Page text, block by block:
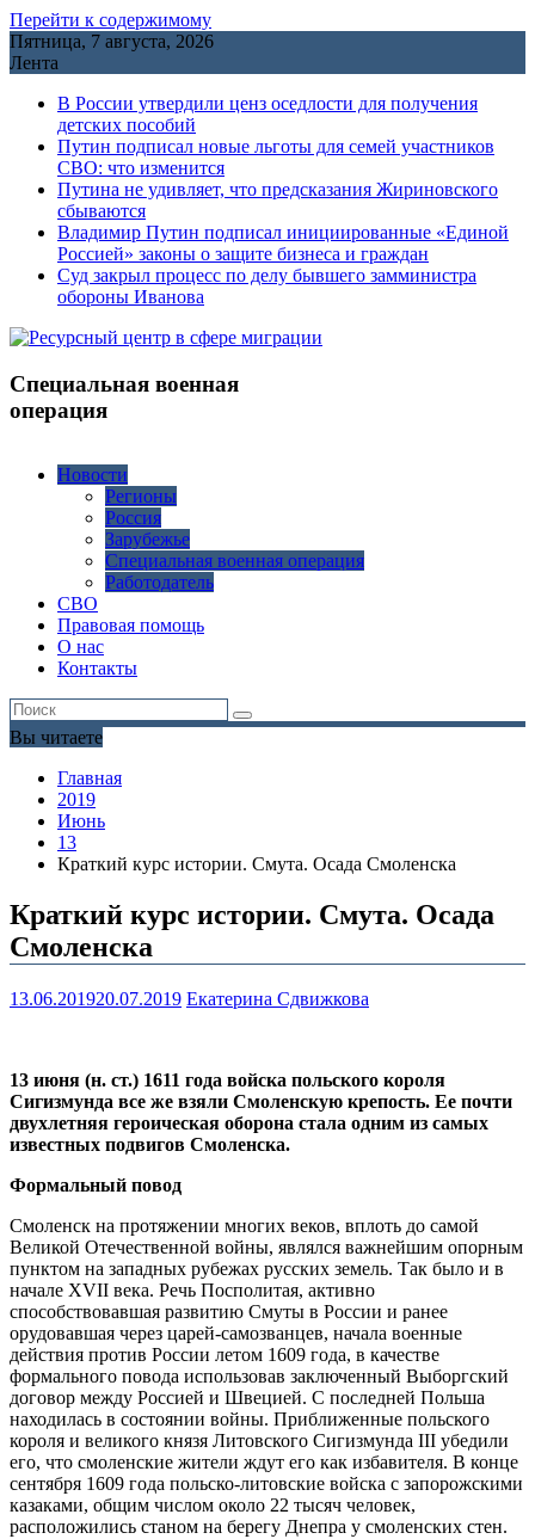
Перейти к содержимому
Пятница, 7 августа, 2026
Лента
В России утвердили ценз оседлости для получения
детских пособий
Путин подписал новые льготы для семей участников
СВО: что изменится
Путина не удивляет, что предсказания Жириновского
сбываются
Владимир Путин подписал инициированные «Единой
Россией» законы о защите бизнеса и граждан
Cуд закрыл процесс по делу бывшего замминистра
обороны Иванова
Специальная военная
операция
Новости
Регионы
Россия
Зарубежье
Специальная военная операция
Работодатель
СВО
Правовая помощь
О нас
Контакты
Вы читаете
Главная
2019
Июнь
13
Краткий курс истории. Смута. Осада Смоленска
Краткий курс истории. Смута. Осада
Смоленска
13.06.201920.07.2019 Екатерина Сдвижкова
13 июня (н. ст.) 1611 года войска польского короля
Сигизмунда все же взяли Смоленскую крепость. Ее почти
двухлетняя героическая оборона стала одним из самых
известных подвигов Смоленска.
Формальный повод
Смоленск на протяжении многих веков, вплоть до самой
Великой Отечественной войны, являлся важнейшим опорным
пунктом на западных рубежах русских земель. Так было и в
начале XVII века. Речь Посполитая, активно
способствовавшая развитию Смуты в России и ранее
орудовавшая через царей-самозванцев, начала военные
действия против России летом 1609 года, в качестве
формального повода использовав заключенный Выборгский
договор между Россией и Швецией. С последней Польша
находилась в состоянии войны. Приближенные польского
короля и великого князя Литовского Сигизмунда III убедили
его, что смоленские жители ждут его как избавителя. В конце
сентября 1609 года польско-литовские войска с запорожскими
казаками, общим числом около 22 тысяч человек,
расположились станом на берегу Днепра у смоленских стен.